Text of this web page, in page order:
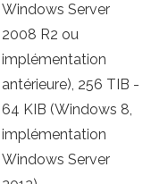
Windows Server
2008 R2 ou
implémentation
antérieure), 256 TIB -
64 KIB (Windows 8,
implémentation
Windows Server